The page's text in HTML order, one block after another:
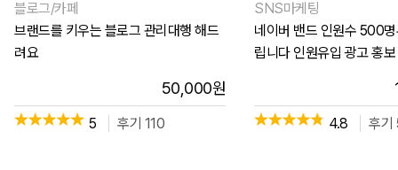
블로그/카페
브랜드를 키우는 블로그 관리대행 해드
려요
50,000원
5 후기 110
SNS마케팅
네이버 밴드 인원수 500
립니다 인원유입 광고 홍보
4.8 후기